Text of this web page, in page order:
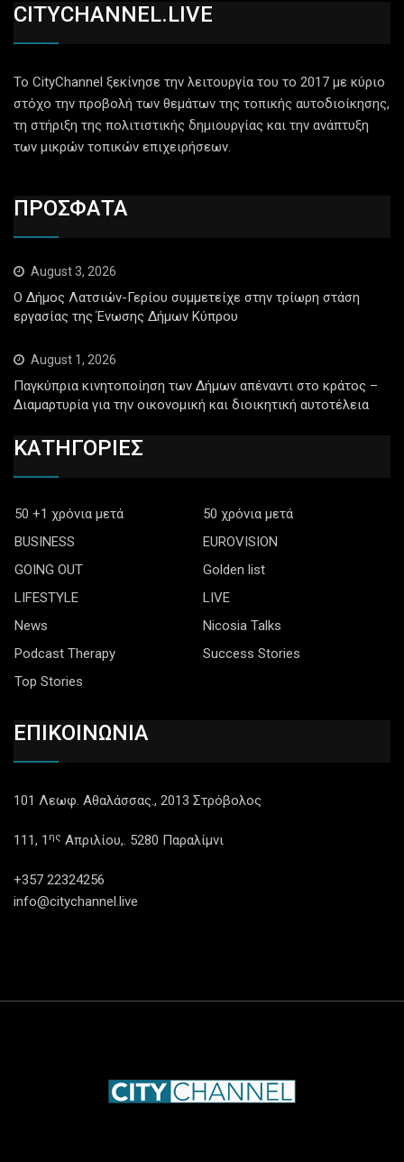
CITYCHANNEL.LIVE
Το CityChannel ξεκίνησε την λειτουργία του το 2017 με κύριο
στόχο την προβολή των θεμάτων της τοπικής αυτοδιοίκησης,
τη στήριξη της πολιτιστικής δημιουργίας και την ανάπτυξη
των μικρών τοπικών επιχειρήσεων.
ΠΡΟΣΦΑΤΑ
August 3, 2026
Ο Δήμος Λατσιών-Γερίου συμμετείχε στην τρίωρη στάση
εργασίας της Ένωσης Δήμων Κύπρου
August 1, 2026
Παγκύπρια κινητοποίηση των Δήμων απέναντι στο κράτος –
Διαμαρτυρία για την οικονομική και διοικητική αυτοτέλεια
ΚΑΤΗΓΟΡΙΕΣ
50 +1 χρόνια μετά
50 χρόνια μετά
BUSINESS
EUROVISION
GOING OUT
Golden list
LIFESTYLE
LIVE
News
Nicosia Talks
Podcast Therapy
Success Stories
Top Stories
ΕΠΙΚΟΙΝΩΝΙΑ
101 Λεωφ. Αθαλάσσας., 2013 Στρόβολος
111, 1 ης Απριλίου,. 5280 Παραλίμνι
+357 22324256
info@citychannel.live